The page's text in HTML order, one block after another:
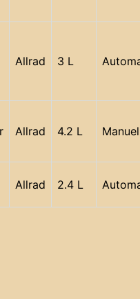
Allrad 3 L
Allrad 4.2 L
Allrad 2.4 L